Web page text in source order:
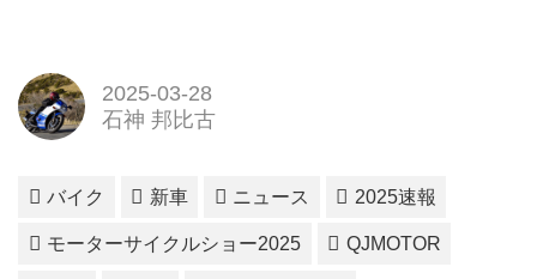
2025-03-28
石神 邦比古
バイク 新車 ニュース 2025速報
モーターサイクルショー2025 QJMOTOR